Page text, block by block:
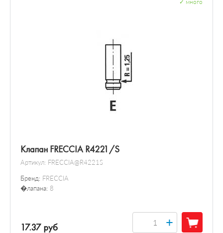
Клапан FRECCIA R4221/S
Артикул: FRECCIA@R4221S
Бренд: FRECCIA
�лапана: 8
много
17.37 руб +